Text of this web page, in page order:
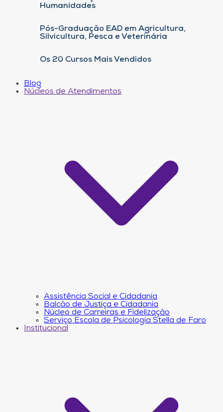
Humanidades
Pós-Graduação EAD em Agricultura,
Silvicultura, Pesca e Veterinária
Os 20 Cursos Mais Vendidos
Blog
Núcleos de Atendimentos
Assistência Social e Cidadania
Balcão de Justiça e Cidadania
Núcleo de Carreiras e Fidelização
Serviço Escola de Psicologia Stella de Faro
Institucional